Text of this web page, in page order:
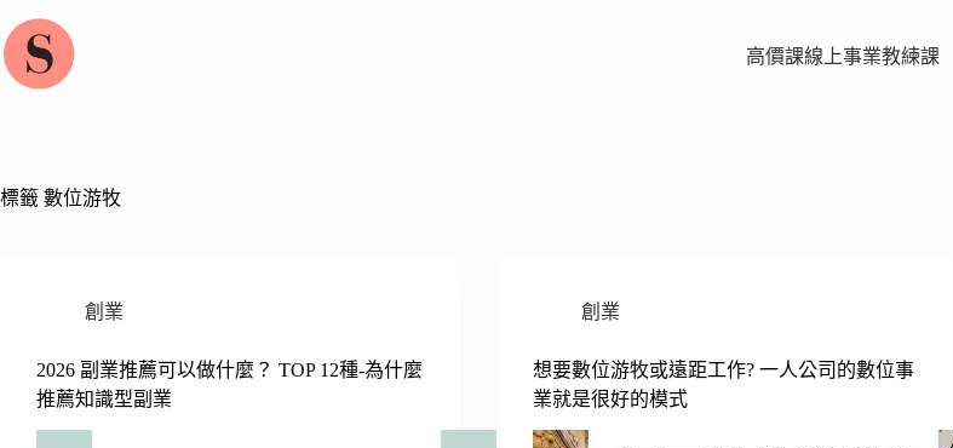
至
主
高價課線上事業教練課
標籤 數位游牧
創業
2026 副業推薦可以做什麼？ TOP 12種-為什麼
推薦知識型副業
創業
想要數位游牧或遠距工作? 一人公司的數位事
業就是很好的模式